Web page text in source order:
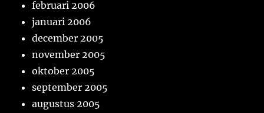
februari 2006
januari 2006
december 2005
november 2005
oktober 2005
september 2005
augustus 2005